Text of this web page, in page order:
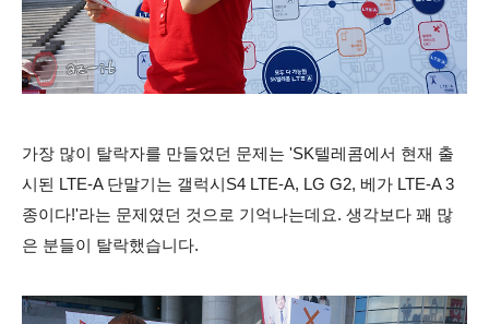
가장 많이 탈락자를 만들었던 문제는 'SK텔레콤에서 현재 출
시된 LTE-A 단말기는 갤럭시S4 LTE-A, LG G2, 베가 LTE-A 3
종이다!'라는 문제였던 것으로 기억나는데요. 생각보다 꽤 많
은 분들이 탈락했습니다.